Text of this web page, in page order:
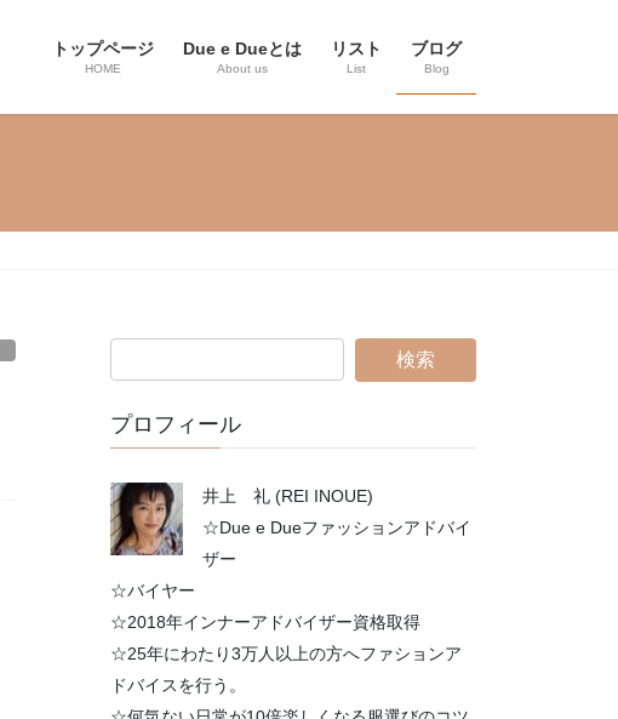
トップページ
HOME
Due e Dueとは
About us
リスト
List
ブログ
Blog
プロフィール
井上 礼 (REI INOUE)
☆Due e Dueファッションアドバイ
ザー
☆バイヤー
☆2018年インナーアドバイザー資格取得
☆25年にわたり3万人以上の方へファションア
ドバイスを行う。